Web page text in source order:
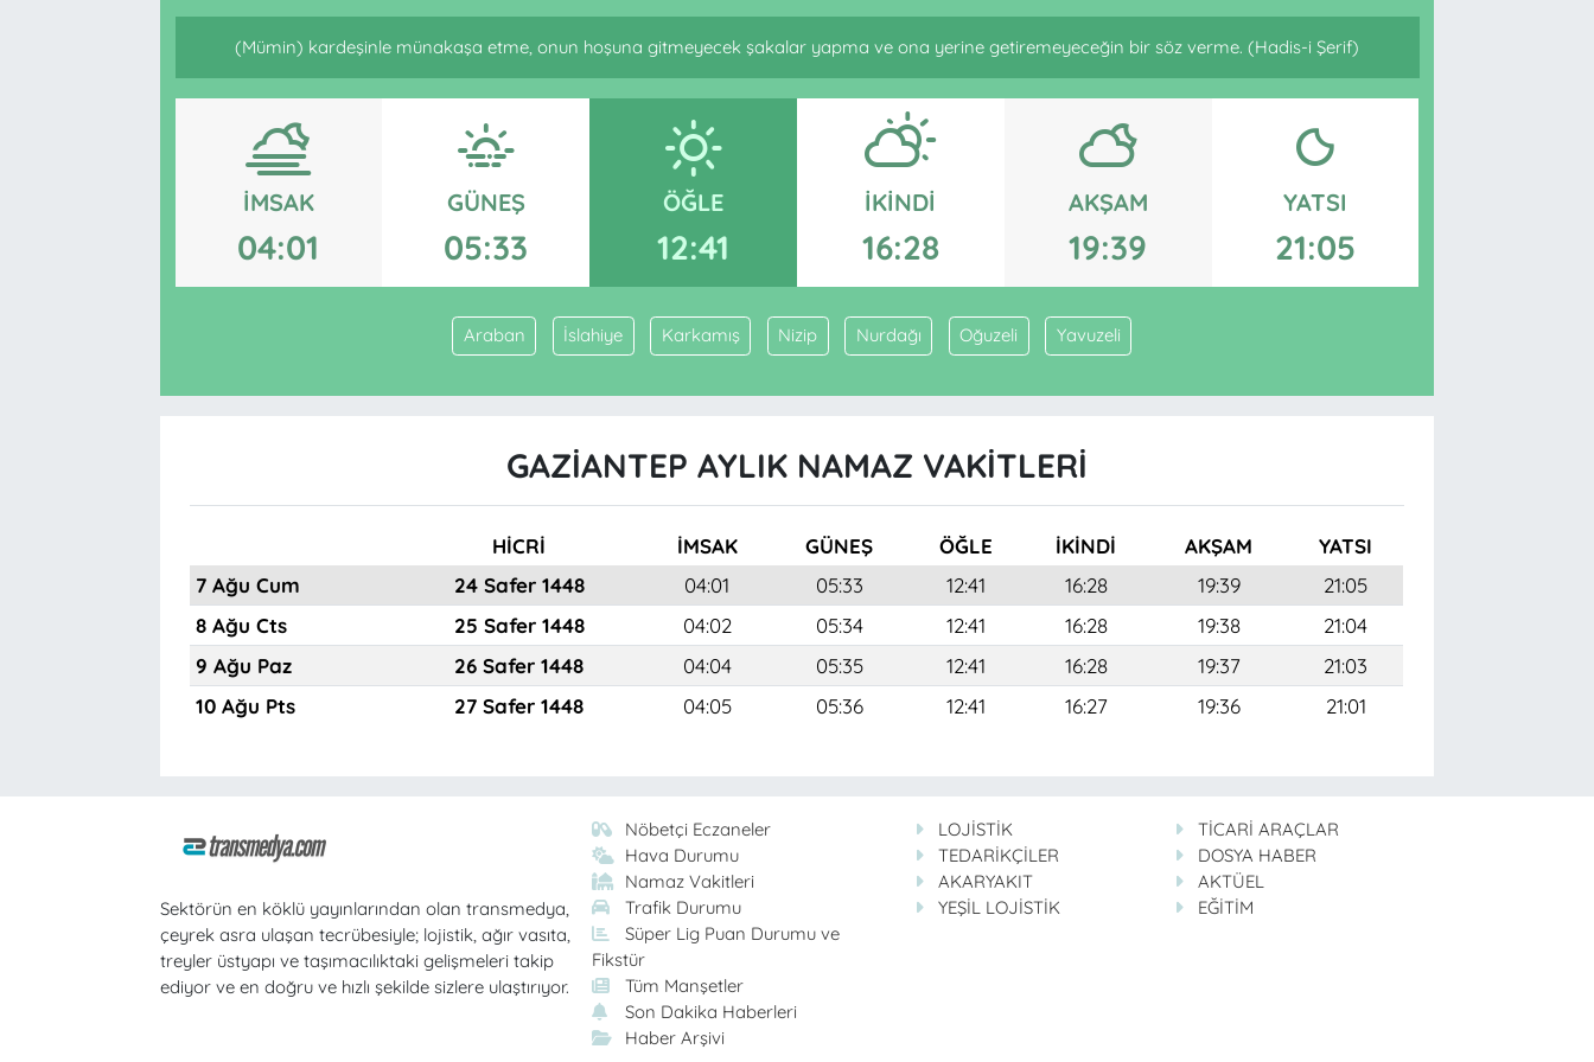
(Mümin) kardeşinle münakaşa etme, onun hoşuna gitmeyecek şakalar yapma ve ona yerine getiremeyeceğin bir söz verme. (Hadis-i Şerif)
İMSAK
04:01
GÜNEŞ
05:33
ÖĞLE
12:41
İKINDI
16:28
AKŞAM
19:39
YATSI
21:05
Araban İslahiye Karkamış Nizip Nurdağı Oğuzeli Yavuzeli
GAZIANTEP AYLIK NAMAZ VAKITLERI
HİCRİ İMSAK GÜNEŞ ÖĞLE İKINDI AKŞAM
YATSI
7 Ağu Cum
24 Safer 1448 04:01 05:33 12:41 16:28 19:39
21:05
8 Ağu Cts
25 Safer 1448 04:02 05:34 12:41 16:28 19:38
21:04
9 Ağu Paz
26 Safer 1448 04:04 05:35 12:41 16:28 19:37
21:03
10 Ağu Pts
27 Safer 1448 04:05 05:36 12:41 16:27 19:36 21:01
Sektörün en köklü yayınlarından olan transmedya,
çeyrek asra ulaşan tecrübesiyle; lojistik, ağır vasıta,
treyler üstyapı ve taşımacılıktaki gelişmeleri takip
ediyor ve en doğru ve hızlı şekilde sizlere ulaştırıyor.
Nöbetçi Eczaneler
Hava Durumu
Namaz Vakitleri
Trafik Durumu
Süper Lig Puan Durumu ve
Fikstür
Tüm Manşetler
Son Dakika Haberleri
Haber Arşivi
LOJİSTİK
TİCARİ ARAÇLAR
TEDARİKÇİLER
DOSYA HABER
AKARYAKIT
AKTÜEL
YEŞİL LOJİSTİK
EĞİTİM